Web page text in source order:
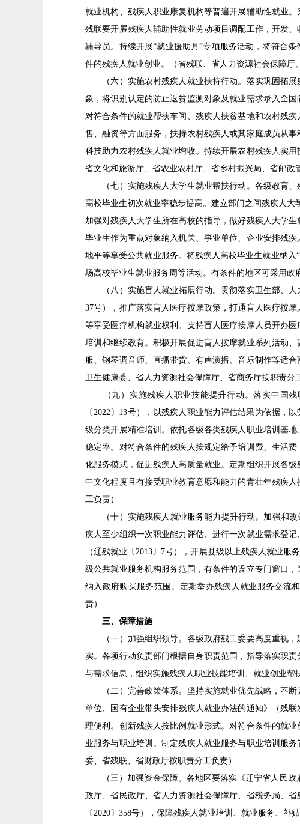
就业机构、残疾人职业康复机构等普遍开展辅助性就业
残联要开展残疾人辅助性就业劳动项目调配工作，开发
辅导员。持续开展“就业援助月”专项服务活动，将符合
件的残疾人就业创业。（省残联、省人力资源社会保障厅
（六）实施农村残疾人就业扶持行动。落实巩固拓展
象，将识别认定的防止返贫监测对象及就业需求录入全
对符合条件的就业帮扶车间、残疾人扶贫基地和农村残
售、融资等方面服务，扶持农村残疾人或其家庭成员从
科技助力农村残疾人就业增收。持续开展农村残疾人实
省文化和旅游厅、省农业农村厅、省乡村振兴局、省邮政
（七）实施残疾人大学生就业帮扶行动。各级教育、
高校毕业生初次就业率稳步提高。建立部门之间残疾人大
加强对残疾人大学生所在高校的指导，做好残疾人大学
毕业生作为重点对象纳入机关、事业单位、企业安排残
地平等享受公共就业服务。将残疾人高校毕业生就业纳
场高校毕业生就业服务周等活动。有条件的地区可采用
（八）实施盲人就业拓展行动。贯彻落实卫生部、人
37号），推广落实盲人医疗按摩政策，打通盲人医疗按
等享受医疗机构就业权利。支持盲人医疗按摩人员开办
培训和继续教育。积极开展促进盲人按摩就业系列活动
服、钢琴调音师、直播带货、有声演播、音乐制作等适
卫生健康委、省人力资源社会保障厅、省商务厅按职责分
（九）实施残疾人职业技能提升行动。落实中国残
〔2022〕13号），以残疾人职业能力评估结果为依据，
级分类开展精准培训。依托各级各类残疾人职业培训基
稳定率。对符合条件的残疾人按规定给予培训费、生活
化服务模式，促进残疾人高质量就业。定期组织开展各
中文化程度且有接受职业教育意愿和能力的青壮年残疾
工负责）
（十）实施残疾人就业服务能力提升行动。加强和改
疾人至少组织一次职业能力评估、进行一次就业需求登
（辽残就业〔2013〕7号），开展县级以上残疾人就业
级公共就业服务机构服务范围，有条件的设立专门窗口
纳入政府购买服务范围。定期举办残疾人就业服务交流
责）
三、保障措施
（一）加强组织领导。各级政府残工委要高度重视，
实。各项行动负责部门根据自身职责范围，指导落实职
与需求信息，组织实施残疾人职业技能培训、就业创业
（二）完善政策体系。坚持实施就业优先战略，不断
单位、国有企业带头安排残疾人就业办法的通知》（残
理便利。创新残疾人按比例就业形式。对符合条件的就
业服务与职业培训。制定残疾人就业服务与职业培训服
委、省残联、省财政厅按职责分工负责）
（三）加强资金保障。各地区要落实《辽宁省人民政
政厅、省民政厅、省人力资源社会保障厅、省税务局、
〔2020〕358号），保障残疾人就业培训、就业服务、